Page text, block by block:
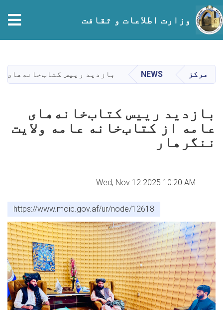
main
content
وزارت اطلاعات و ثقافت
مرکز NEWS بازدید رییس کتاب‌خانه‌های
بازدید رییس کتاب‌خانه‌های
عامه از کتاب‌خانه عامه ولایت
ننگرهار
Wed, Nov 12 2025 10:20 AM
https://www.moic.gov.af/ur/node/12618